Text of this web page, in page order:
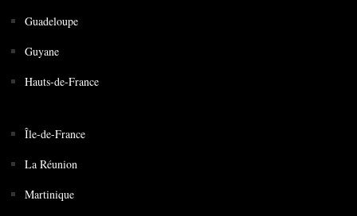
Guadeloupe
Guyane
Hauts-de-France
Île-de-France
La Réunion
Martinique